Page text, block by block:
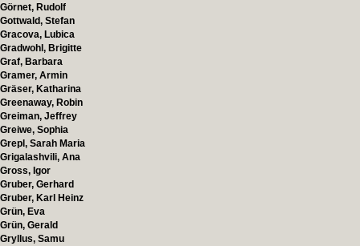
Görnet, Rudolf
Gottwald, Stefan
Gracova, Lubica
Gradwohl, Brigitte
Graf, Barbara
Gramer, Armin
Gräser, Katharina
Greenaway, Robin
Greiman, Jeffrey
Greiwe, Sophia
Grepl, Sarah Maria
Grigalashvili, Ana
Gross, Igor
Gruber, Gerhard
Gruber, Karl Heinz
Grün, Eva
Grün, Gerald
Gryllus, Samu